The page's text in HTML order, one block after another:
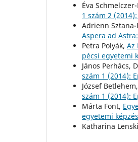
Éva
1 szám 2
Adrienn Sztana-
Aspera ad
Petra Polyák, Az
pécsi egyetemi
János Perhács,
szám 1 (2014):
József Betlehem,
szám 1 (2014):
Márta Font,
egyetemi
Katharina